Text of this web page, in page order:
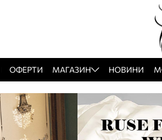
ОФЕРТИ МАГАЗИН НОВИНИ